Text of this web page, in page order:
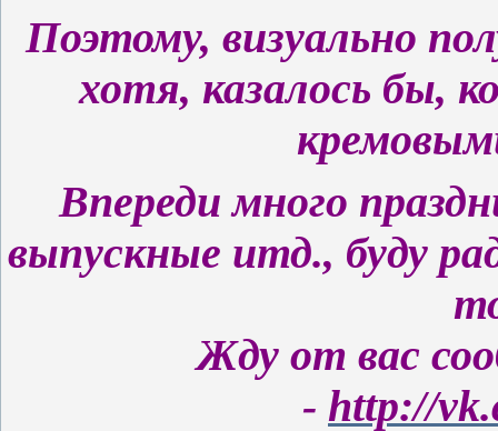
Поэтому, визуально
хотя, казалось бы,
Впереди много
выпускные итд., буду
Жду от вас
- http://